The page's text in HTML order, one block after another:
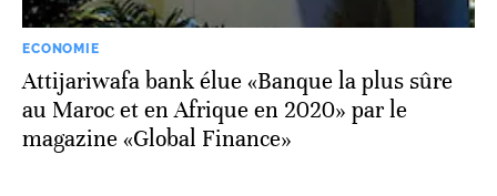
ECONOMIE
Attijariwafa bank élue «Banque la plus sûre
au Maroc et en Afrique en 2020» par le
magazine «Global Finance»